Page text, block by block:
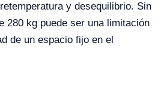
y desequilibrio. Sin
280 kg puede ser una limitación
de un espacio fijo en el